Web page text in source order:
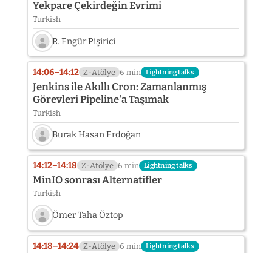
provided
yet:
Murat
Haktanır
Yekpare Çekirdeğin Evrimi
Turkish
Speaker
photo
provided
yet:
R.
Engür
Pişirici
R. Engür Pişirici
14:06–14:12 Z-Atölye 6 min Lightning talks
Jenkins ile Akıllı Cron: Zamanlanmış
Görevleri Pipeline'a Taşımak
Turkish
Speaker
photo
not
provided
yet:
Burak
Hasan
Erdoğan
Burak Hasan Erdoğan
14:12–14:18 Z-Atölye 6 min Lightning talks
MinIO sonrası Alternatifler
Turkish
Speaker
photo
Ömer Taha Öztop
14:18–14:24 Z-Atölye 6 min Lightning talks